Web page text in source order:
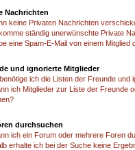
Nachrichten
keine Privaten Nachrichten
ständig unerwünschte Private
eine Spam-E-Mail von einem Mitglied
und ignorierte Mitglieder
ich die Listen der Freunde und
ich Mitglieder zur Liste der Freunde
durchsuchen
ich ein Forum oder mehrere Foren
erhalte ich bei der Suche keine